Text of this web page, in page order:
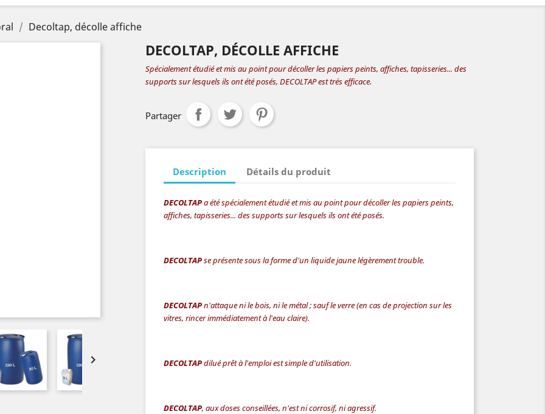
Decoltap, décolle affiche

DECOLTAP, DÉCOLLE AFFICHE
Spécialement étudié et mis au point pour décoller les papiers peints, affiches, tapisseries... des
supports sur lesquels ils ont été posés, DECOLTAP est trés efficace.
Partager
Description Détails du produit
DECOLTAPa été spécialement étudié et mis au point pour décoller les papiers peints,
affiches, tapisseries... des supports sur lesquels ils ont été posés.
DECOLTAPse présente sous la forme d'un liquide jaune légèrement trouble.
DECOLTAPn'attaque ni le bois, ni le métal ; sauf le verre (en cas de projection sur les
vitres, rincer immédiatement à l'eau claire).
DECOLTAPdilué prêt à l'emploi est simple d'utilisation.
DECOLTAP, aux doses conseillées, n'est ni corrosif, ni agressif.